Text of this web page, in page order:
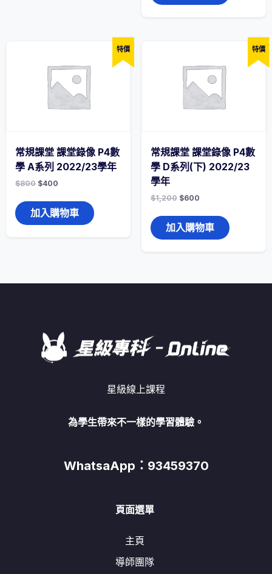
特價
常規課堂 課堂錄像 P4數
學 A系列 2022/23學年
$800 $400
加入購物車
特價
常規課堂 課堂錄像 P4數
學 D系列(下) 2022/23
學年
$1,200 $600
加入購物車
星級線上課程
為學生帶來不一樣的學習體驗。
WhatsaApp：93459370
頁面選單
主頁
導師團隊